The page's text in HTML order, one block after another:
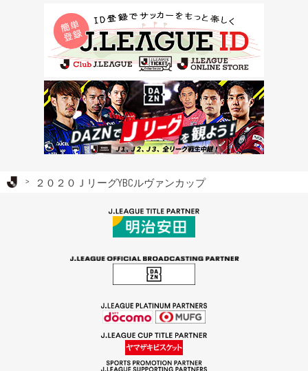
Ｊリーグ TOP
２０２０ＪリーグYBCルヴァンカップ